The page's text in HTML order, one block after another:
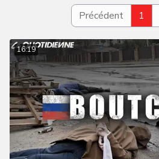
Précédent 1
16:19